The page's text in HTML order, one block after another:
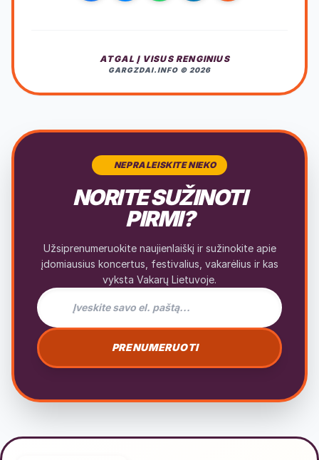
ATGAL Į VISUS RENGINIUS
GARGZDAI.INFO © 2026
NEPRALEISKITE NIEKO
NORITE SUŽINOTI
PIRMI?
Užsiprenumeruokite naujienlaiškį ir sužinokite apie
įdomiausius koncertus, festivalius, vakarėlius ir kas
vyksta Vakarų Lietuvoje.
El. pašto adresas naujienlaiškiui
PRENUMERUOTI